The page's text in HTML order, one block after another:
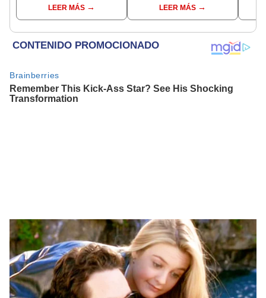
Serenazgo recuperó el
dinero
LEER MÁS
Indecopi multó a la
empresa con más de S/
LEER MÁS